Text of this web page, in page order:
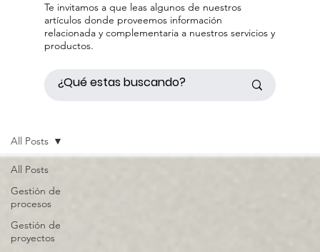
Te invitamos a que leas algunos de nuestros
artículos donde proveemos información
relacionada y complementaria a nuestros servicios y
productos.
All Posts
Gestión de
procesos
Gestión de
proyectos
All Posts